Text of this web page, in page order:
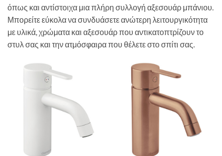
όπως και αντίστοιχα μια πλήρη συλλογή αξεσουάρ μπάνιου.
Μπορείτε εύκολα να συνδυάσετε ανώτερη λειτουργικότητα
με υλικά, χρώματα και αξεσουάρ που αντικατοπτρίζουν το
στυλ σας και την ατμόσφαιρα που θέλετε στο σπίτι σας.